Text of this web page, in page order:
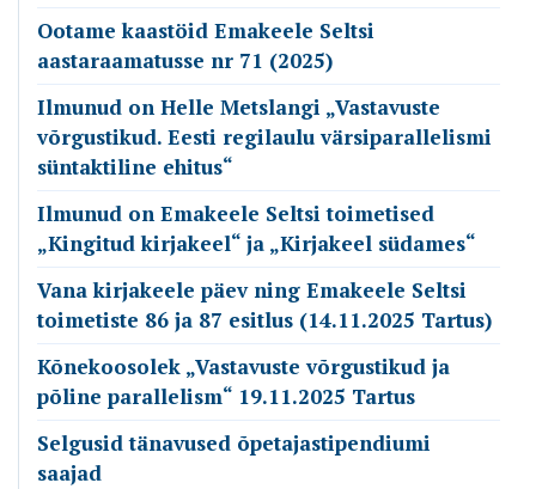
Ootame kaastöid Emakeele Seltsi
aastaraamatusse nr 71 (2025)
Ilmunud on Helle Metslangi „Vastavuste
võrgustikud. Eesti regilaulu värsiparallelismi
süntaktiline ehitus“
Ilmunud on Emakeele Seltsi toimetised
„Kingitud kirjakeel“ ja „Kirjakeel südames“
Vana kirjakeele päev ning Emakeele Seltsi
toimetiste 86 ja 87 esitlus (14.11.2025 Tartus)
Kõnekoosolek „Vastavuste võrgustikud ja
põline parallelism“ 19.11.2025 Tartus
Selgusid tänavused õpetajastipendiumi
saajad